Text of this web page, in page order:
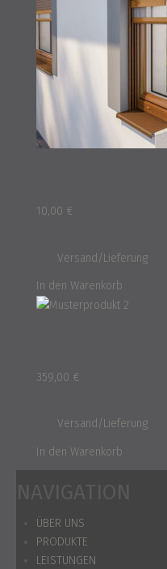
10,00 €
Versand/Lieferung
In den Warenkorb
359,00 €
Versand/Lieferung
In den Warenkorb
NAVIGATION
ÜBER UNS
PRODUKTE
LEISTUNGEN